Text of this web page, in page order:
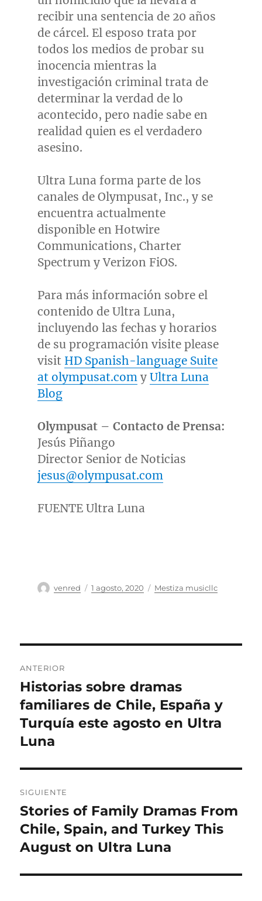
recibir una sentencia de 20 años
de cárcel. El esposo trata por
todos los medios de probar su
inocencia mientras la
investigación criminal trata de
determinar la verdad de lo
acontecido, pero nadie sabe en
realidad quien es el verdadero
asesino.
Ultra Luna forma parte de los
canales de Olympusat, Inc., y se
encuentra actualmente
disponible en Hotwire
Communications, Charter
Spectrum y Verizon FiOS.
Para más información sobre el
contenido de Ultra Luna,
incluyendo las fechas y horarios
de su programación visite please
visit HD Spanish-language Suite
at olympusat.comy Ultra Luna
Blog
Olympusat – Contacto de Prensa:
Jesús Piñango
Director Senior de Noticias
jesus@olympusat.com
FUENTE Ultra Luna
Autor
venred
Publicado
1 agosto, 2020 Categorías
Mestiza musicllc
de
entradas
ANTERIOR
Entrada
anterior:
Historias sobre dramas
familiares de Chile, España y
Turquía este agosto en Ultra
Luna
SIGUIENTE
Entrada
siguiente:
Stories of Family Dramas From
Chile, Spain, and Turkey This
August on Ultra Luna